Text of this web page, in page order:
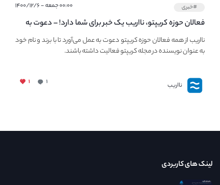
#خبری ۰۰:۰۰ جمعه - ۱۴۰۰/۱۲/۶
فعالان حوزه کریپتو، نااریب یک خبر برای شما دارد! – دعوت به
فعالیت در مجله کریپتو
نااریب از همه فعالان حوزه کریپتو دعوت به عمل می‌آورد تا با برند و نام خود
به عنوان نویسنده در مجله کریپتو فعالیت داشته باشند.
نااریب ۱ ۱
لینک های کاربردی